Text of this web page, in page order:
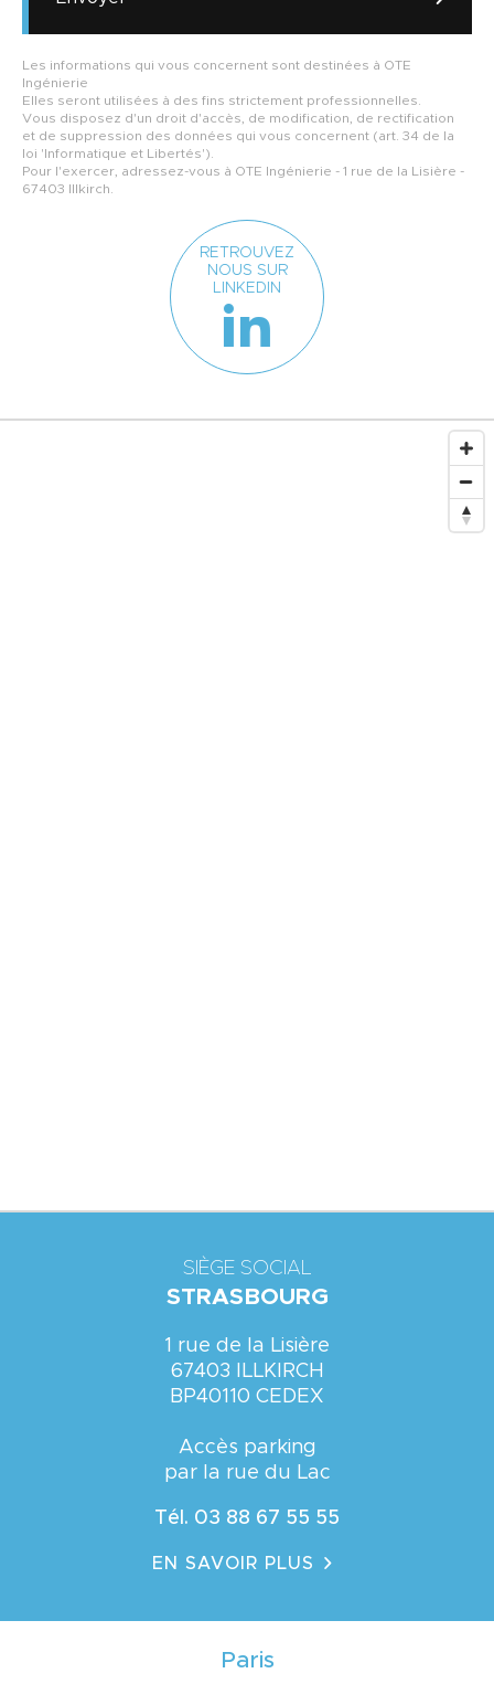
Les informations qui vous concernent sont destinées à OTE
Ingénierie
Elles seront utilisées à des fins strictement professionnelles.
Vous disposez d'un droit d'accès, de modification, de rectification
et de suppression des données qui vous concernent (art. 34 de la
loi 'Informatique et Libertés').
Pour l'exercer, adressez-vous à OTE Ingénierie - 1 rue de la Lisière -
67403 Illkirch.
RETROUVEZ
NOUS SUR
LINKEDIN
SIÈGE SOCIAL
STRASBOURG
1 rue de la Lisière
67403 ILLKIRCH
BP40110 CEDEX
Accès parking
par la rue du Lac
Tél. 03 88 67 55 55
EN SAVOIR PLUS
Paris